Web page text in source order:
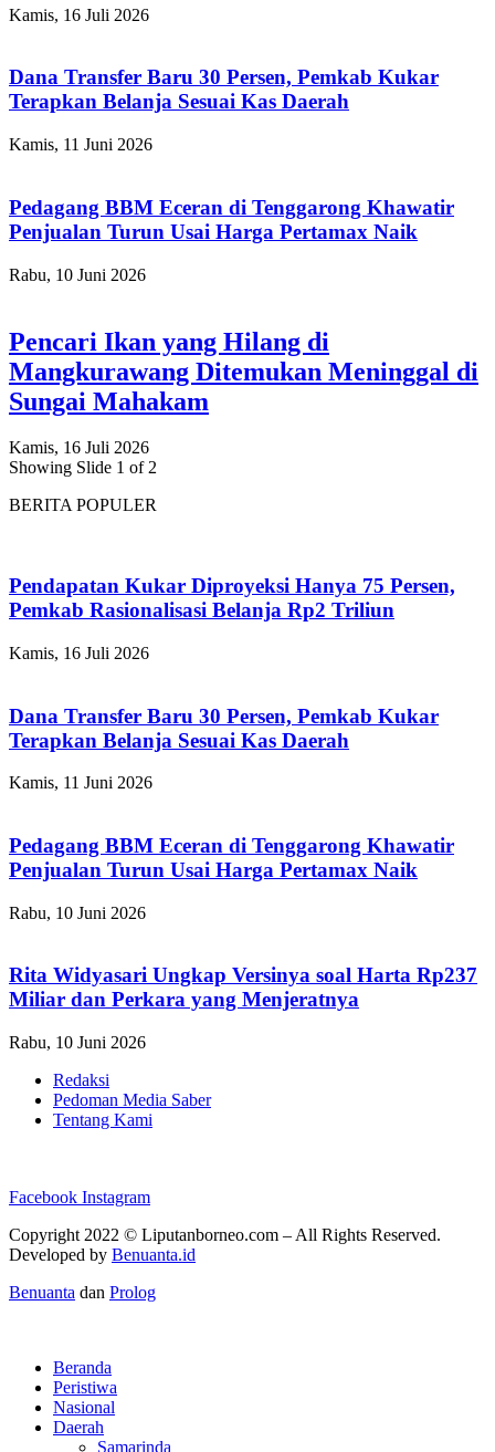
Kamis, 16 Juli 2026
Dana Transfer Baru 30 Persen, Pemkab Kukar
Terapkan Belanja Sesuai Kas Daerah
Kamis, 11 Juni 2026
Pedagang BBM Eceran di Tenggarong Khawatir
Penjualan Turun Usai Harga Pertamax Naik
Rabu, 10 Juni 2026
Pencari Ikan yang Hilang di
Mangkurawang Ditemukan Meninggal di
Sungai Mahakam
Kamis, 16 Juli 2026
Showing Slide 1 of 2
BERITA POPULER
Pendapatan Kukar Diproyeksi Hanya 75 Persen,
Pemkab Rasionalisasi Belanja Rp2 Triliun
Kamis, 16 Juli 2026
Dana Transfer Baru 30 Persen, Pemkab Kukar
Terapkan Belanja Sesuai Kas Daerah
Kamis, 11 Juni 2026
Pedagang BBM Eceran di Tenggarong Khawatir
Penjualan Turun Usai Harga Pertamax Naik
Rabu, 10 Juni 2026
Rita Widyasari Ungkap Versinya soal Harta Rp237
Miliar dan Perkara yang Menjeratnya
Rabu, 10 Juni 2026
Redaksi
Pedoman Media Saber
Tentang Kami
Facebook Instagram
Copyright 2022 © Liputanborneo.com – All Rights Reserved.
Developed by Benuanta.id
Benuanta dan Prolog
Beranda
Peristiwa
Nasional
Daerah
Samarinda